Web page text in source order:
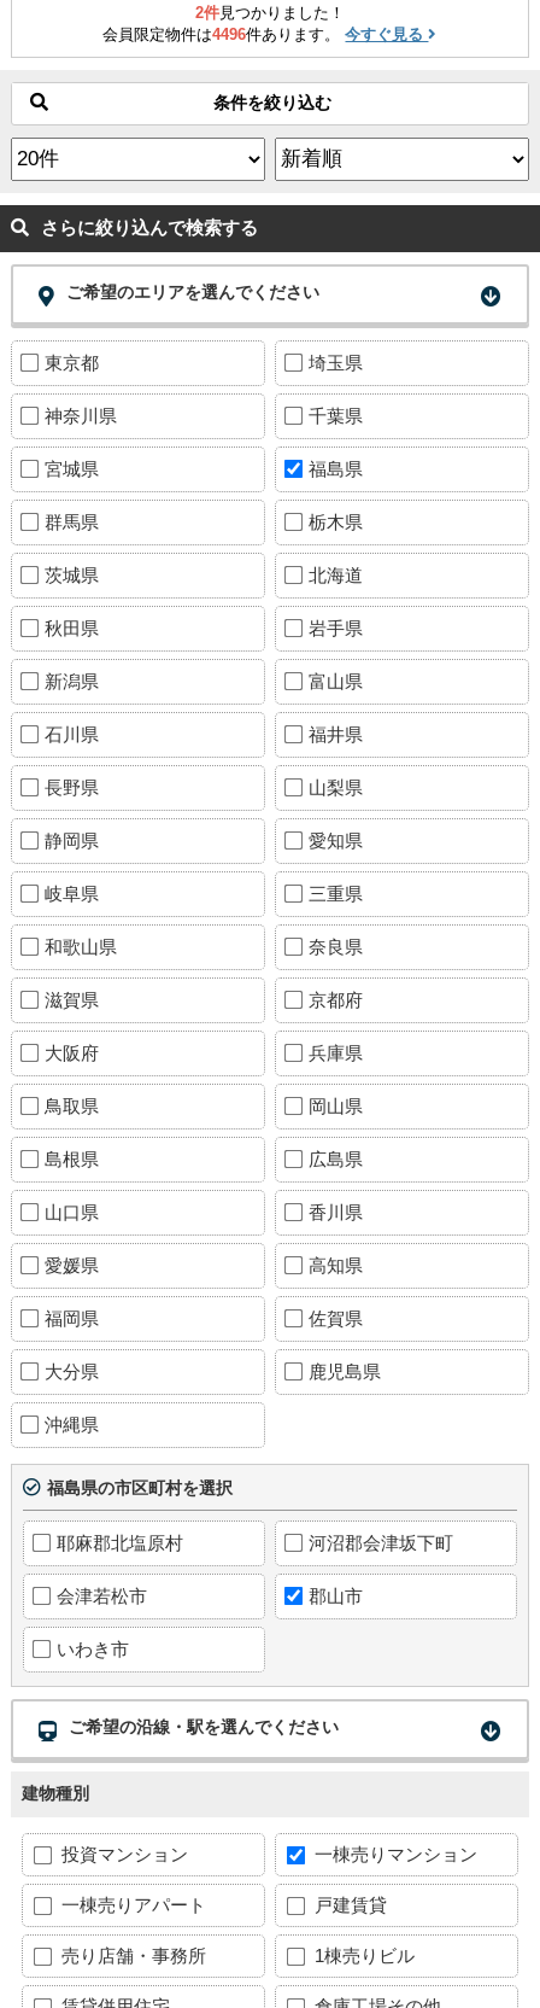
2件見つかりました！
会員限定物件は4496件あります。今すぐ見る
条件を絞り込む
さらに絞り込んで検索する
ご希望のエリアを選んでください
東京都 埼玉県
神奈川県 千葉県
宮城県 福島県
群馬県 栃木県
茨城県 北海道
秋田県 岩手県
新潟県 富山県
石川県 福井県
長野県 山梨県
静岡県 愛知県
岐阜県 三重県
和歌山県 奈良県
滋賀県 京都府
大阪府 兵庫県
鳥取県 岡山県
島根県 広島県
山口県 香川県
愛媛県 高知県
福岡県 佐賀県
大分県 鹿児島県
沖縄県
福島県の市区町村を選択
耶麻郡北塩原村 河沼郡会津坂下町
会津若松市 郡山市
いわき市
ご希望の沿線・駅を選んでください
建物種別
投資マンション 一棟売りマンション
一棟売りアパート 戸建賃貸
売り店舗・事務所 1棟売りビル